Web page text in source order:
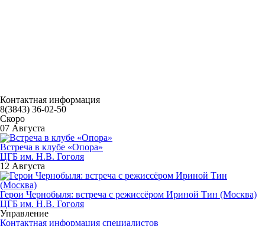
Контактная информация
8(3843) 36-02-50
Скоро
07 Августа
Встреча в клубе «Опора»
ЦГБ им. Н.В. Гоголя
12 Августа
Герои Чернобыля: встреча с режиссёром Ириной Тин (Москва)
ЦГБ им. Н.В. Гоголя
Управление
Контактная информация специалистов